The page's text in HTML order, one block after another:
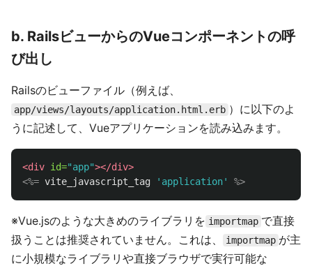
b. RailsビューからのVueコンポーネントの呼
び出し
Railsのビューファイル（例えば、
app/views/layouts/application.html.erb ）に以下のよ
うに記述して、Vueアプリケーションを読み込みます。
<div id="app"></div>
<%= vite_javascript_tag 'application' %>
※Vue.jsのような大きめのライブラリを importmap で直接
扱うことは推奨されていません。これは、
importmap が主
に小規模なライブラリや直接ブラウザで実行可能な